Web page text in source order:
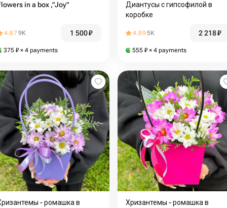
in a box ,"Joy"
4.879K 1 500₽
375 ₽ × 4 payments
Диантусы с гипсофилой в
коробке
4.895K 2 218₽
555 ₽ × 4 payments
- ромашка в
Хризантемы - ромашка в